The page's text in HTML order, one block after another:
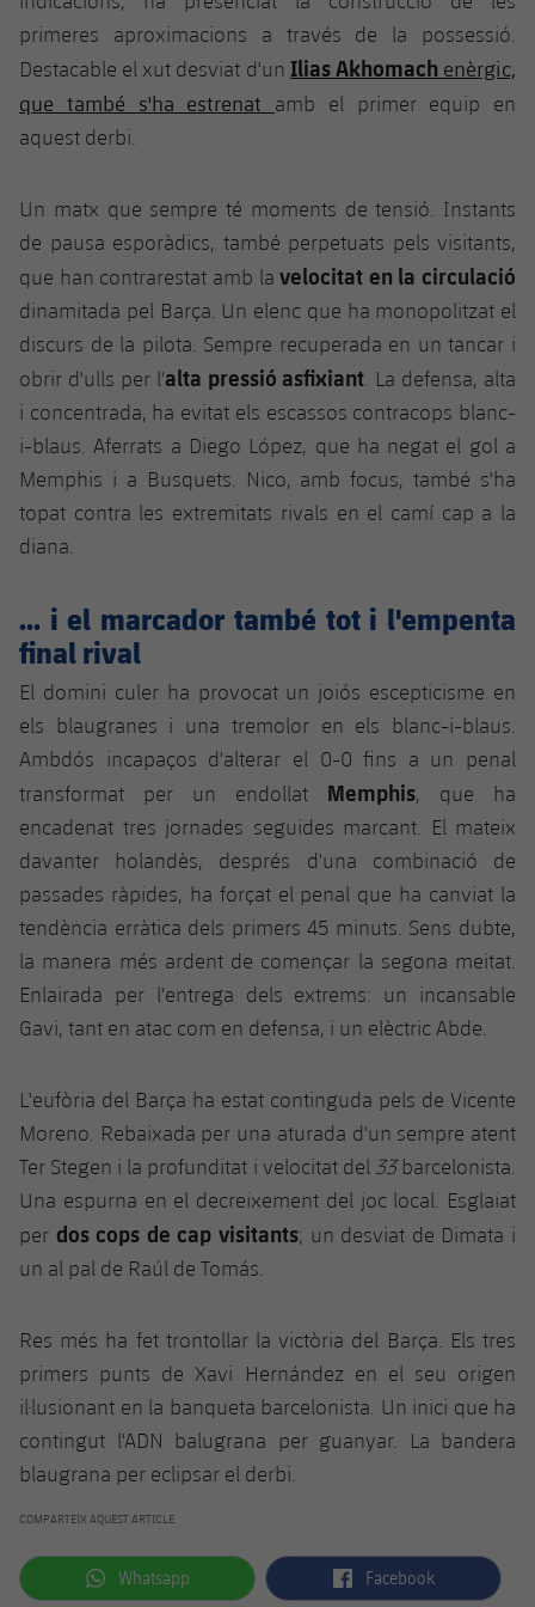
Jugadors
Fotos
Història
Classificació
Juvenil
Aleví
Notícies
Atletisme
plusicon
Actualitat
Femení
Agenda
Bàsquet en cadira de rodes
plusicon
més
Jugadors
Calendari
Resultats
Classificació
Actualitat
Jugadors
Calendari
Resultats
Classificació
Hoquei herba
plusicon
més
Notícies
Hockey Herba Masculí
Hockey Herba Femení
Patinatge artístic
plusicon
més
Actualitat
Agenda
Escola de Patinatge
Rugby
plusicon
més
Calendari
Classificació
Fotos
Voleibol
plusicon
més
Voleibol masculí
Voleibol femení
Apunta't a les amateurs
Carnet de l'Esportista Amateur
PLUSICON
MÉS
League of Legends
VALORANT Rising
VALORANT Game Changers
eFootball
primeres aproximacions a través de la possessió.
Destacable el xut desviat d'un Ilias Akhomach enèrgic,
que també s'ha estrenat amb el primer equip en
aquest derbi.
Un matx que sempre té moments de tensió. Instants
de pausa esporàdics, també perpetuats pels visitants,
que han contrarestat amb lavelocitat en la circulació
dinamitada pel Barça. Un elenc que ha monopolitzat el
discurs de la pilota. Sempre recuperada en un tancar i
obrir d'ulls per l'alta pressió asfixiant . La defensa, alta
i concentrada, ha evitat els escassos contracops blanc-
i-blaus. Aferrats a Diego López, que ha negat el gol a
Memphis i a Busquets. Nico, amb focus, també s'ha
topat contra les extremitats rivals en el camí cap a la
diana.
... i el marcador també tot i l'empenta
final rival
El domini culer ha provocat un joiós escepticisme en
els blaugranes i una tremolor en els blanc-i-blaus.
Ambdós incapaços d'alterar el 0-0 fins a un penal
transformat per un endollat Memphis, que ha
encadenat tres jornades seguides marcant. El mateix
davanter holandès, després d'una combinació de
passades ràpides, ha forçat el penal que ha canviat la
tendència erràtica dels primers 45 minuts. Sens dubte,
la manera més ardent de començar la segona meitat.
Enlairada per l'entrega dels extrems: un incansable
Gavi, tant en atac com en defensa, i un elèctric Abde.
L'eufòria del Barça ha estat continguda pels de Vicente
Moreno. Rebaixada per una aturada d'un sempre atent
Ter Stegen i la profunditat i velocitat del 33barcelonista.
Una espurna en el decreixement del joc local. Esglaiat
per dos cops de cap visitants; un desviat de Dimata i
un al pal de Raúl de Tomás.
Res més ha fet trontollar la victòria del Barça. Els tres
primers punts de Xavi Hernández en el seu origen
il·lusionant en la banqueta barcelonista. Un inici que ha
contingut l'ADN balugrana per guanyar. La bandera
blaugrana per eclipsar el derbi.
COMPARTEIX AQUEST ARTICLE
label.aria.whatsapp
Whatsapp label.aria.facebook
Facebook